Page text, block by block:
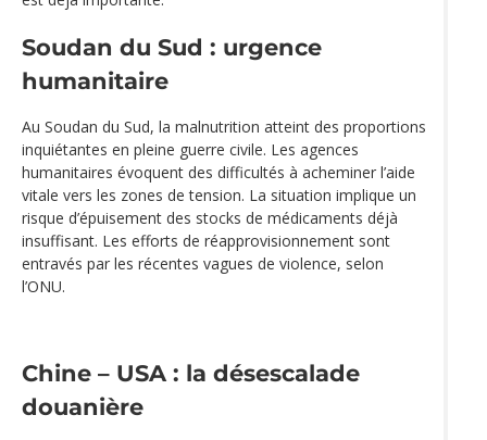
Soudan du Sud : urgence
humanitaire
Au Soudan du Sud, la malnutrition atteint des proportions
inquiétantes en pleine guerre civile. Les agences
humanitaires évoquent des difficultés à acheminer l’aide
vitale vers les zones de tension. La situation implique un
risque d’épuisement des stocks de médicaments déjà
insuffisant. Les efforts de réapprovisionnement sont
entravés par les récentes vagues de violence, selon
l’ONU.
Chine – USA : la désescalade
douanière